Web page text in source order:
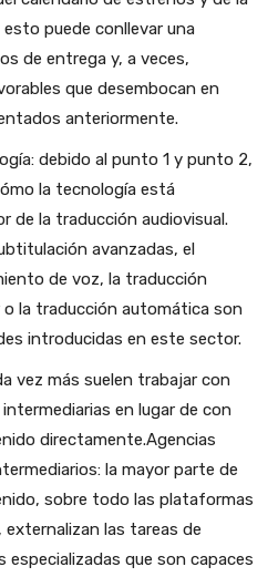
puede conllevar una
de entrega y, a veces,
que desembocan en
anteriormente.
debido al punto 1 y punto 2,
la tecnología está
de la traducción audiovisual.
avanzadas, el
de voz, la traducción
la traducción automática son
introducidas en este sector.
vez más suelen trabajar con
en lugar de con
directamente.Agencias
la mayor parte de
sobre todo las plataformas
las tareas de
especializadas que son capaces